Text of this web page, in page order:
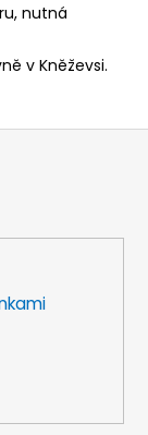
nutná
v Kněževsi.